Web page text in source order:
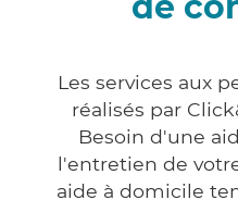
Les services aux
réalisés par
Besoin d'une
l'entretien de
aide à domicile